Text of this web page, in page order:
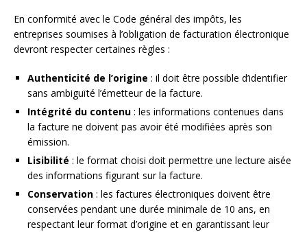
En conformité avec le Code général des impôts, les
entreprises soumises à l’obligation de facturation électronique
devront respecter certaines règles :
Authenticité de l’origine : il doit être possible d’identifier
sans ambiguïté l’émetteur de la facture.
Intégrité du contenu : les informations contenues dans
la facture ne doivent pas avoir été modifiées après son
émission.
Lisibilité : le format choisi doit permettre une lecture aisée
des informations figurant sur la facture.
Conservation : les factures électroniques doivent être
conservées pendant une durée minimale de 10 ans, en
respectant leur format d’origine et en garantissant leur